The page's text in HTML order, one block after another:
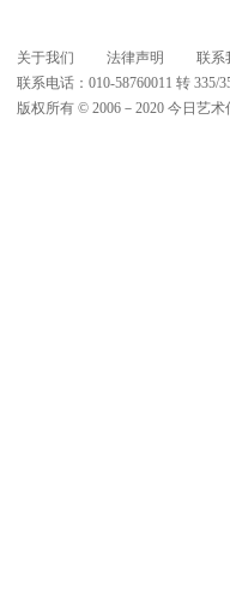
关于我们 法律声明
联系
联系电话：010-58760011 转
版权所有 © 2006－2020 今日艺